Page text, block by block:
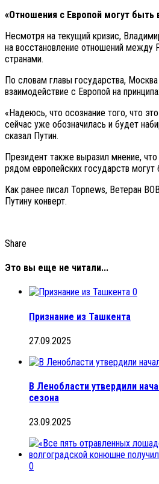
«Отношения с Европой могут быть
Несмотря на текущий кризис,
на восстановление отношений между
странами.
По словам главы государства,
взаимодействие с Европой на
«Надеюсь, что осознание того, что
сейчас уже обозначилась и будет
сказал Путин.
Президент также выразил мнение,
рядом европейских государств могут
Как ранее писал Topnews, Ветеран
Путину конверт.
Share
Это вы еще не читали...
0
Признание из Ташкента
27.09.2025
В Ленобласти утвердили
сезона
23.09.2025
0